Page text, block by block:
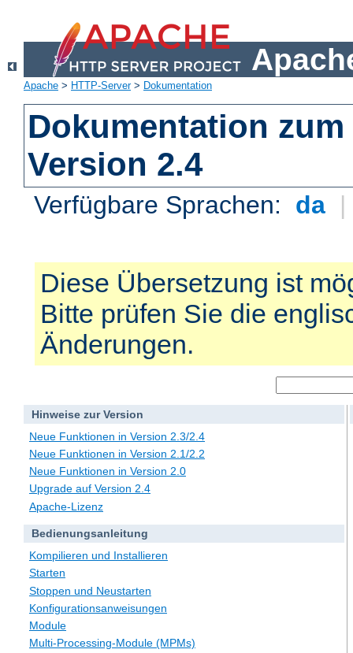
Apache > HTTP-Server> Dokumentation
Dokumentation zum
Version 2.4
Verfügbare Sprachen: da |
Diese Übersetzung ist
Bitte prüfen Sie die
Änderungen.
Hinweise zur Version
Neue Funktionen in Version 2.3/2.4
Neue Funktionen in Version 2.1/2.2
Neue Funktionen in Version 2.0
Upgrade auf Version 2.4
Apache-Lizenz
Bedienungsanleitung
Kompilieren und Installieren
Starten
Stoppen und Neustarten
Konfigurationsanweisungen
Module
Multi-Processing-Module (MPMs)